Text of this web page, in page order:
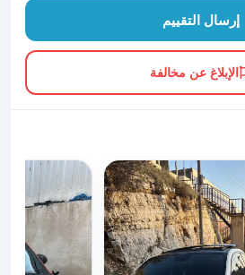
إرسال التقييم
الإبلاغ عن مخالفة